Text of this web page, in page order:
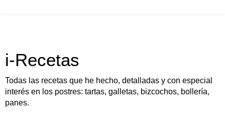
i-Recetas
Todas las recetas que he hecho, detalladas y con especial
interés en los postres: tartas, galletas, bizcochos, bollería,
panes.